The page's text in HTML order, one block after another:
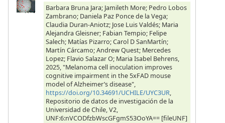
Barbara Bruna Jara; Jamileth More; Pedro Lobos
Zambrano; Daniela Paz Ponce de la Vega;
Claudia Duran-Aniotz; Jose Luis Valdés; Maria
Alejandra Gleisner; Fabian Tempio; Felipe
Salech; Matías Pizarro; Carol D SanMartín;
Martín Cárcamo; Andrew Quest; Mercedes
Lopez; Flavio Salazar O; Maria Isabel Behrens,
2025, "Melanoma cell inoculation improves
cognitive impairment in the 5xFAD mouse
model of Alzheimer’s disease",
https://doi.org/10.34691/UCHILE/UYC3UR,
Repositorio de datos de investigación de la
Universidad de Chile, V2,
UNF:6:nVCODfzbWscGFgmS53OoYA== [fileUNF]